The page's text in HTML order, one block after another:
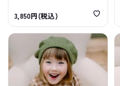
3,850円(税込)